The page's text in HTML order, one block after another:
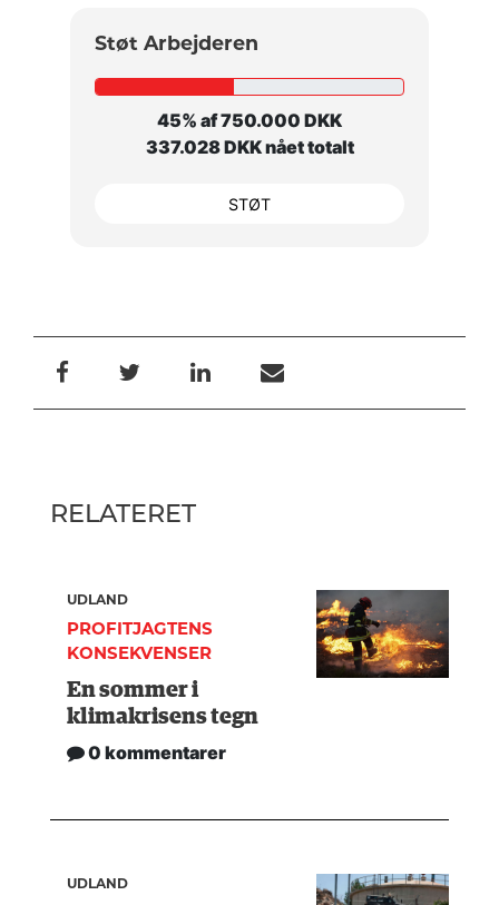
Støt Arbejderen
45% af 750.000 DKK
337.028 DKK nået totalt
STØT
RELATERET
UDLAND
PROFITJAGTENS
KONSEKVENSER
En sommer i
klimakrisens tegn
0 kommentarer
UDLAND